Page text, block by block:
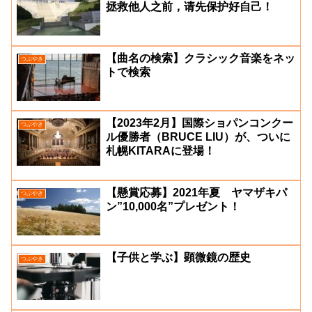
拯救他人之前，请先保护好自己！
つぶやき
【曲名の検索】クラシック音楽をネッ
トで検索
つぶやき
【2023年2月】国際ショパンコンクー
ル優勝者（BRUCE LIU）が、ついに
札幌KITARAに登場！
つぶやき
【懸賞応募】2021年夏 ヤマザキパ
ン”10,000名”プレゼント！
つぶやき 【子供と学ぶ】顕微鏡の歴史